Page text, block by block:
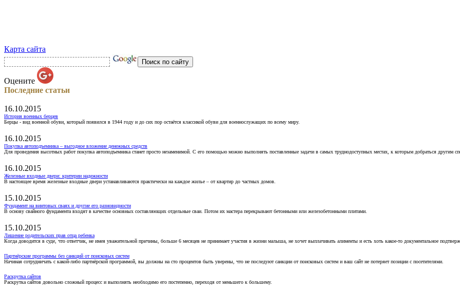
Карта сайта
Оцените
Последние статьи
16.10.2015
История военных берцев
Берцы - вид военной обуви, который появился в 1944 году и до сих пор остаётся классикой обуви для военнослужащих по всему миру.
16.10.2015
Покупка автоподъемника – выгодное вложение денежных средств
Для проведения высотных работ покупка автоподъемника станет просто незаменимой. С его помощью можно выполнять поставленные задачи в самых труднодоступных местах, к которым добраться другим
16.10.2015
Железные входные двери: критерии надежности
В настоящее время железные входные двери устанавливаются практически на каждое жилье – от квартир до частных домов.
15.10.2015
Фундамент на винтовых сваях и другие его разновидности
В основу свайного фундамента входят в качестве основных составляющих отдельные сваи. Потом их мастера перекрывают бетонными или железобетонными плитами.
15.10.2015
Лишение родительских прав отца ребенка
Когда доводится в суде, что ответчик, не имея уважительной причины, больше 6 месяцев не принимает участия в жизни малыша, не хочет выплачивать алименты и есть хоть какое-то документальное
Партнёрские программы без санкций от поисковых систем
Начиная сотрудничать с какой-либо партнёрской программой, вы должны на сто процентов быть уверены, что не последуют санкции от поисковых систем и ваш сайт не потеряет позиции с посетителями.
Раскрутка сайтов
Раскрутка сайтов довольно сложный процесс и выполнять необходимо его постепенно, переходя от меньшего к большему.